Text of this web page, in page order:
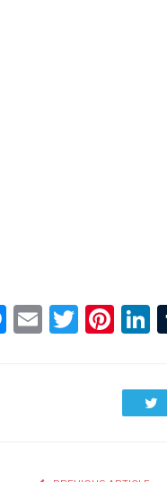
Messenger
Email